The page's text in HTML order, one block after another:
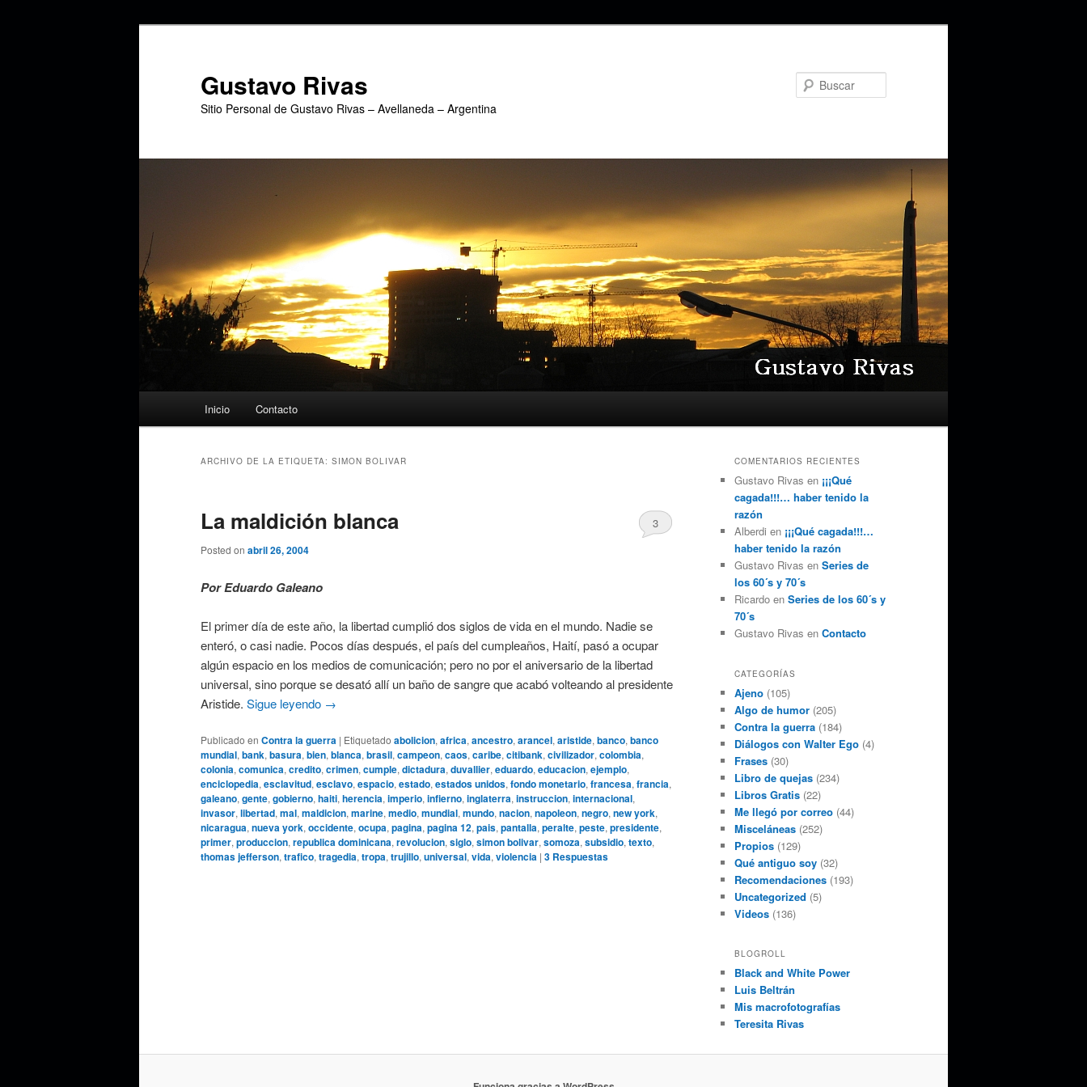
Gustavo Rivas
Sitio Personal de Gustavo Rivas – Avellaneda – Argentina
Inicio Contacto
ARCHIVO DE LA ETIQUETA: SIMON BOLIVAR
La maldición blanca
Posted on abril 26, 2004
3
Por Eduardo Galeano
El primer día de este año, la libertad cumplió dos siglos de vida en el mundo. Nadie se
enteró, o casi nadie. Pocos días después, el país del cumpleaños, Haití, pasó a ocupar
algún espacio en los medios de comunicación; pero no por el aniversario de la libertad
universal, sino porque se desató allí un baño de sangre que acabó volteando al presidente
Aristide. Sigue leyendo →
Publicado en Contra la guerra | Etiquetado abolicion, africa, ancestro, arancel, aristide, banco, banco
mundial, bank, basura, bien, blanca, brasil, campeon, caos, caribe, citibank, civilizador, colombia,
colonia, comunica, credito, crimen, cumple, dictadura, duvallier, eduardo, educacion, ejemplo,
enciclopedia, esclavitud, esclavo, espacio, estado, estados unidos, fondo monetario, francesa, francia,
galeano, gente, gobierno, haiti, herencia, imperio, infierno, inglaterra, instruccion, internacional,
invasor, libertad, mal, maldicion, marine, medio, mundial, mundo, nacion, napoleon, negro, new york,
nicaragua, nueva york, occidente, ocupa, pagina, pagina 12, pais, pantalla, peralte, peste, presidente,
primer, produccion, republica dominicana, revolucion, siglo, simon bolivar, somoza, subsidio, texto,
thomas jefferson, trafico, tragedia, tropa, trujillo, universal, vida, violencia | 3 Respuestas
COMENTARIOS RECIENTES
Gustavo Rivas en ¡¡¡Qué
cagada!!!… haber tenido la
razón
Alberdi en ¡¡¡Qué cagada!!!…
haber tenido la razón
Gustavo Rivas en Series de
los 60´s y 70´s
Ricardo en Series de los 60´s y
70´s
Gustavo Rivas en Contacto
CATEGORÍAS
Ajeno (105)
Algo de humor (205)
Contra la guerra (184)
Diálogos con Walter Ego (4)
Frases (30)
Libro de quejas (234)
Libros Gratis (22)
Me llegó por correo (44)
Misceláneas (252)
Propios (129)
Qué antiguo soy (32)
Recomendaciones (193)
Uncategorized (5)
Videos (136)
BLOGROLL
Black and White Power
Luis Beltrán
Mis macrofotografías
Teresita Rivas